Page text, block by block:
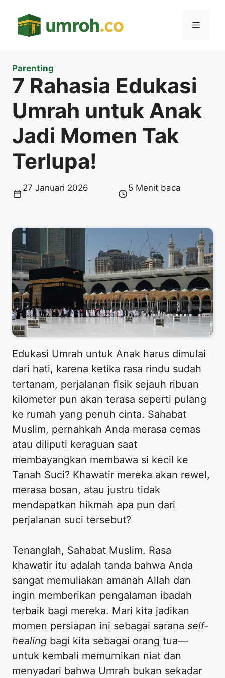
Menu
Parenting
7 Rahasia Edukasi
Umrah untuk Anak
Jadi Momen Tak
Terlupa!
27 Januari 2026 5 Menit baca
​Edukasi Umrah untuk Anak harus dimulai
dari hati, karena ketika rasa rindu sudah
tertanam, perjalanan fisik sejauh ribuan
kilometer pun akan terasa seperti pulang
ke rumah yang penuh cinta. Sahabat
Muslim, pernahkah Anda merasa cemas
atau diliputi keraguan saat
membayangkan membawa si kecil ke
Tanah Suci? Khawatir mereka akan rewel,
merasa bosan, atau justru tidak
mendapatkan hikmah apa pun dari
perjalanan suci tersebut?
​Tenanglah, Sahabat Muslim. Rasa
khawatir itu adalah tanda bahwa Anda
sangat memuliakan amanah Allah dan
ingin memberikan pengalaman ibadah
terbaik bagi mereka. Mari kita jadikan
momen persiapan ini sebagai sarana self-
healing bagi kita sebagai orang tua—
untuk kembali memurnikan niat dan
menyadari bahwa Umrah bukan sekadar